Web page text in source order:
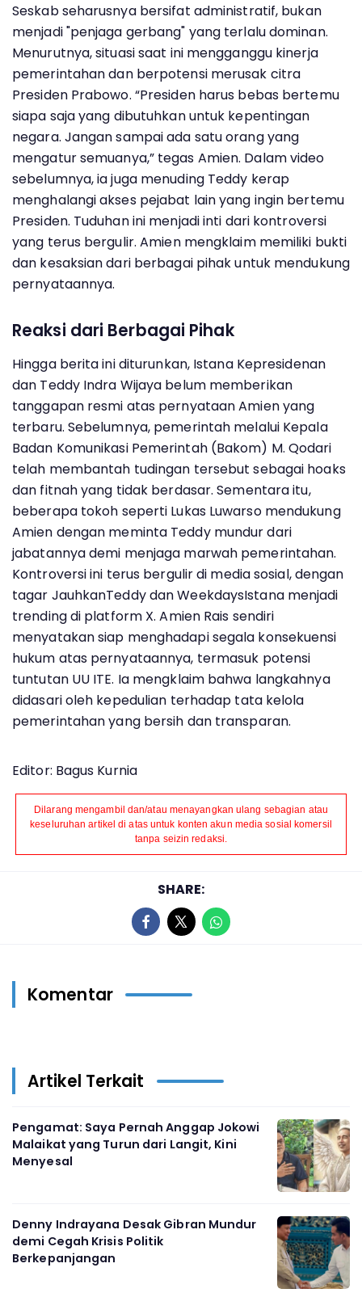
Seskab seharusnya bersifat administratif, bukan
menjadi "penjaga gerbang" yang terlalu dominan.
Menurutnya, situasi saat ini mengganggu kinerja
pemerintahan dan berpotensi merusak citra
Presiden Prabowo. “Presiden harus bebas bertemu
siapa saja yang dibutuhkan untuk kepentingan
negara. Jangan sampai ada satu orang yang
mengatur semuanya,” tegas Amien. Dalam video
sebelumnya, ia juga menuding Teddy kerap
menghalangi akses pejabat lain yang ingin bertemu
Presiden. Tuduhan ini menjadi inti dari kontroversi
yang terus bergulir. Amien mengklaim memiliki bukti
dan kesaksian dari berbagai pihak untuk mendukung
pernyataannya.
Reaksi dari Berbagai Pihak
Hingga berita ini diturunkan, Istana Kepresidenan
dan Teddy Indra Wijaya belum memberikan
tanggapan resmi atas pernyataan Amien yang
terbaru. Sebelumnya, pemerintah melalui Kepala
Badan Komunikasi Pemerintah (Bakom) M. Qodari
telah membantah tudingan tersebut sebagai hoaks
dan fitnah yang tidak berdasar. Sementara itu,
beberapa tokoh seperti Lukas Luwarso mendukung
Amien dengan meminta Teddy mundur dari
jabatannya demi menjaga marwah pemerintahan.
Kontroversi ini terus bergulir di media sosial, dengan
tagar JauhkanTeddy dan WeekdaysIstana menjadi
trending di platform X. Amien Rais sendiri
menyatakan siap menghadapi segala konsekuensi
hukum atas pernyataannya, termasuk potensi
tuntutan UU ITE. Ia mengklaim bahwa langkahnya
didasari oleh kepedulian terhadap tata kelola
pemerintahan yang bersih dan transparan.
Editor: Bagus Kurnia
Dilarang mengambil dan/atau menayangkan ulang sebagian atau
keseluruhan artikel di atas untuk konten akun media sosial komersil
tanpa seizin redaksi.
SHARE:
Komentar
Artikel Terkait
Pengamat: Saya Pernah Anggap Jokowi
Malaikat yang Turun dari Langit, Kini
Menyesal
Denny Indrayana Desak Gibran Mundur
demi Cegah Krisis Politik
Berkepanjangan